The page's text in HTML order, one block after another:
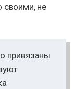
своими, не
привязаны